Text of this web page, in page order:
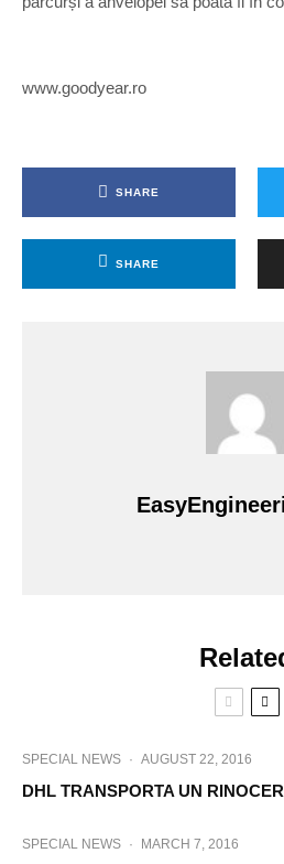
www.goodyear.ro
SHARE
SHARE
SPECIAL NEWS · AUGUST 22, 2016
DHL TRANSPORTA UN
SPECIAL NEWS · MARCH 7, 2016